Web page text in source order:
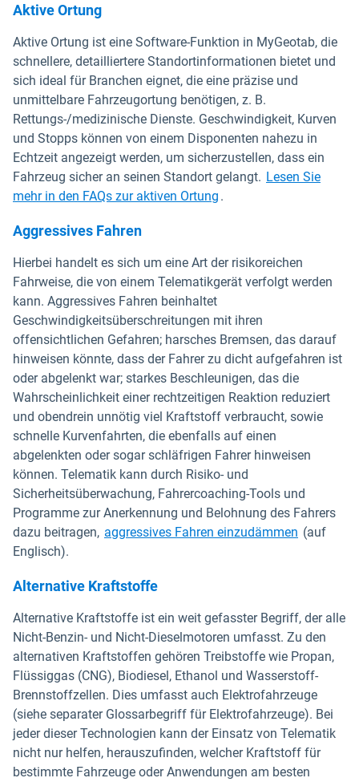
Aktive Ortung
Aktive Ortung ist eine Software-Funktion in MyGeotab, die
schnellere, detailliertere Standortinformationen bietet und
sich ideal für Branchen eignet, die eine präzise und
unmittelbare Fahrzeugortung benötigen, z. B.
Rettungs-/medizinische Dienste. Geschwindigkeit, Kurven
und Stopps können von einem Disponenten nahezu in
Echtzeit angezeigt werden, um sicherzustellen, dass ein
Fahrzeug sicher an seinen Standort gelangt. Lesen Sie
mehr in den FAQs zur aktiven Ortung .
Aggressives Fahren
Hierbei handelt es sich um eine Art der risikoreichen
Fahrweise, die von einem Telematikgerät verfolgt werden
kann. Aggressives Fahren beinhaltet
Geschwindigkeitsüberschreitungen mit ihren
offensichtlichen Gefahren; harsches Bremsen, das darauf
hinweisen könnte, dass der Fahrer zu dicht aufgefahren ist
oder abgelenkt war; starkes Beschleunigen, das die
Wahrscheinlichkeit einer rechtzeitigen Reaktion reduziert
und obendrein unnötig viel Kraftstoff verbraucht, sowie
schnelle Kurvenfahrten, die ebenfalls auf einen
abgelenkten oder sogar schläfrigen Fahrer hinweisen
können. Telematik kann durch Risiko- und
Sicherheitsüberwachung, Fahrercoaching-Tools und
Programme zur Anerkennung und Belohnung des Fahrers
dazu beitragen, aggressives Fahren einzudämmen (auf
Englisch).
Alternative Kraftstoffe
Alternative Kraftstoffe ist ein weit gefasster Begriff, der alle
Nicht-Benzin- und Nicht-Dieselmotoren umfasst. Zu den
alternativen Kraftstoffen gehören Treibstoffe wie Propan,
Flüssiggas (CNG), Biodiesel, Ethanol und Wasserstoff-
Brennstoffzellen. Dies umfasst auch Elektrofahrzeuge
(siehe separater Glossarbegriff für Elektrofahrzeuge). Bei
jeder dieser Technologien kann der Einsatz von Telematik
nicht nur helfen, herauszufinden, welcher Kraftstoff für
bestimmte Fahrzeuge oder Anwendungen am besten